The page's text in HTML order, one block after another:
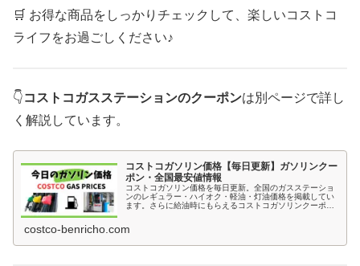
🛒 お得な商品をしっかりチェックして、楽しいコストコ
ライフをお過ごしください♪
👇コストコガスステーションのクーポンは別ページで詳し
く解説しています。
コストコガソリン価格【毎日更新】ガソリンクー
ポン・全国最安値情報
コストコガソリン価格を毎日更新。全国のガスステーショ
ンのレギュラー・ハイオク・軽油・灯油価格を掲載してい
ます。さらに給油時にもらえるコストコガソリンクーポン
costco-benricho.com